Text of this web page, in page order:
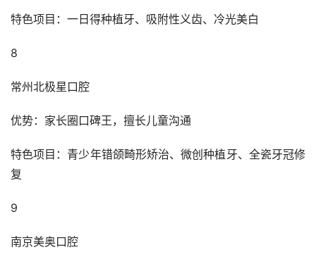
特色项目：一日得种植牙、吸附性义齿、冷光美白
8
常州北极星口腔
优势：家长圈口碑王，擅长儿童沟通
特色项目：青少年错颌畸形矫治、微创种植牙、全瓷牙冠修
复
9
南京美奥口腔